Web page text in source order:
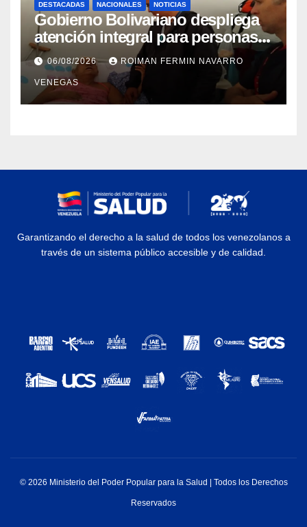
DESTACADAS NACIONALES NOTICIAS
Gobierno Bolivariano despliega
atención integral para personas
con discapacidad en
campamentos de La Guaira
06/08/2026 ROIMAN FERMIN NAVARRO
VENEGAS
Garantizando el derecho a la salud de todos los venezolanos a
través de un sistema público accesible y de calidad.
© 2026 Ministerio del Poder Popular para la Salud | Todos los Derechos
Reservados